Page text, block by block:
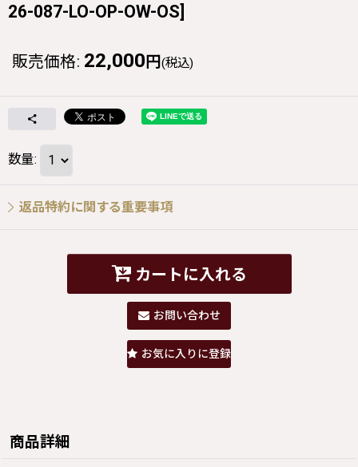
26-087-LO-OP-OW-OS]
販売価格: 22,000 円 (税込)
数量:
返品特約に関する重要事項
カートに入れる
お問い合わせ
お気に入りに登録
商品詳細